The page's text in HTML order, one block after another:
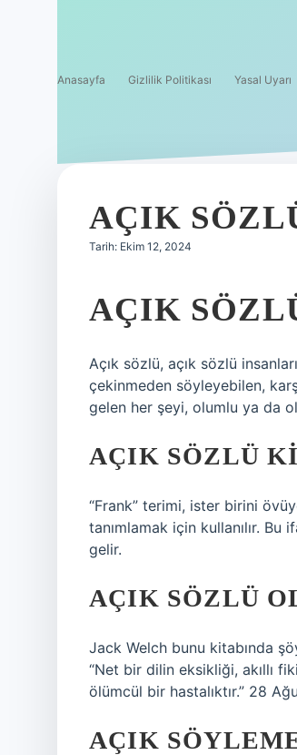
Anasayfa Gizlilik Politikası Yasal Uyarı
AÇIK
Tarih: Ekim 12, 2024
AÇIK
Açık sözlü, açık sözlü
çekinmeden söyleyebilen,
gelen her şeyi, olumlu ya da
AÇIK SÖZLÜ
“Frank” terimi, ister birini
tanımlamak için kullanılır. Bu
gelir.
AÇIK SÖZLÜ
Jack Welch bunu kitabında
“Net bir dilin eksikliği, akıllı
ölümcül bir hastalıktır.” 28
AÇIK